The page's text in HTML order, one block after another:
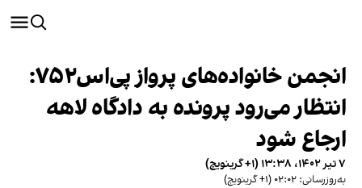
انجمن خانواده‌های پرواز پی‌اس۷۵۲:
انتظار می‌رود پرونده به دادگاه لاهه
ارجاع شود
۷ تیر ۱۴۰۲، ۱۳:۳۸ (‎+۱ گرینویچ)
به‌روزرسانی: ۰۲:۰۲ (‎+۱ گرینویچ)